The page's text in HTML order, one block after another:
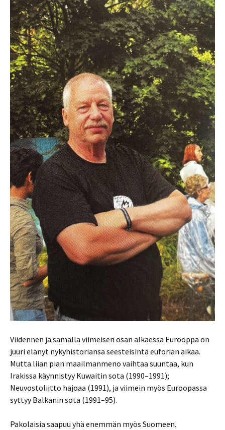
Viidennen ja samalla viimeisen osan alkaessa Eurooppa on
juuri elänyt nykyhistoriansa seesteisintä euforian aikaa.
Mutta liian pian maailmanmeno vaihtaa suuntaa, kun
Irakissa käynnistyy Kuwaitin sota (1990–1991);
Neuvostoliitto hajoaa (1991), ja viimein myös Euroopassa
syttyy Balkanin sota (1991–95).
Pakolaisia saapuu yhä enemmän myös Suomeen.